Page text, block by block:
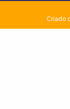
Criado